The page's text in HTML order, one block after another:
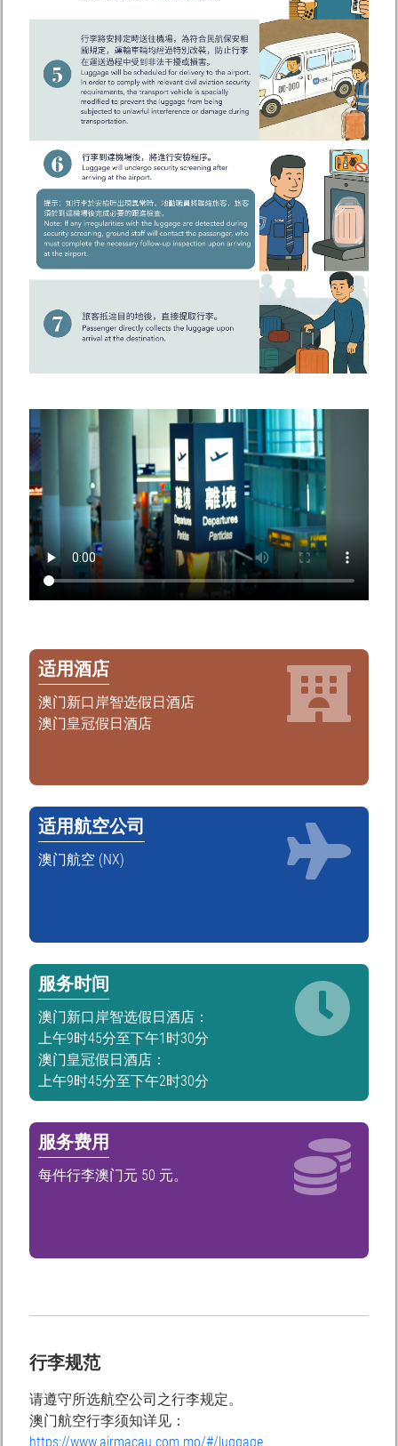
适用酒店
澳门新口岸智选假日酒店
澳门皇冠假日酒店
适用航空公司
澳门航空 (NX)
服务时间
澳门新口岸智选假日酒店：
上午9时45分至下午1时30分
澳门皇冠假日酒店：
上午9时45分至下午2时30分
服务费用
每件行李澳门元 50 元。
行李规范
请遵守所选航空公司之行李规定。
澳门航空行李须知详见：
https://www.airmacau.com.mo/#/luggage